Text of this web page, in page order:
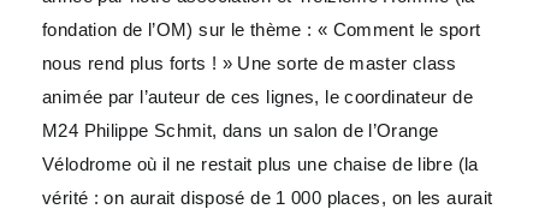
fondation de l’OM) sur le thème : « Comment le sport
nous rend plus forts ! » Une sorte de master class
animée par l’auteur de ces lignes, le coordinateur de
M24 Philippe Schmit, dans un salon de l’Orange
Vélodrome où il ne restait plus une chaise de libre (la
vérité : on aurait disposé de 1 000 places, on les aurait